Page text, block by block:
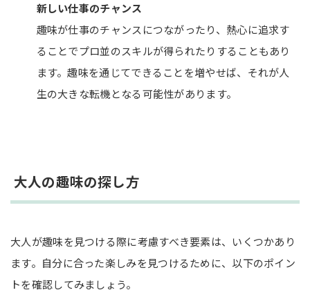
仕事やスキルアップにつながる趣味5選
お酒
新しい仕事のチャンス
趣味が仕事のチャンスにつながったり、熱心に追求す
ることでプロ並のスキルが得られたりすることもあり
ます。趣味を通じてできることを増やせば、それが人
生の大きな転機となる可能性があります。
大人の趣味の探し方
大人が趣味を見つける際に考慮すべき要素は、いくつかあり
ます。自分に合った楽しみを見つけるために、以下のポイン
トを確認してみましょう。